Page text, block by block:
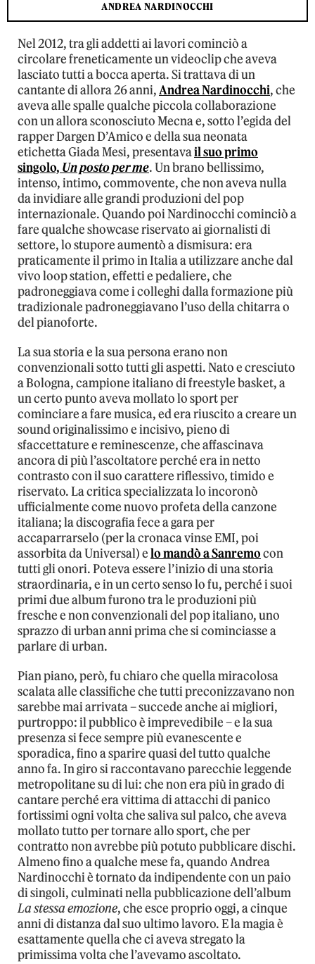
ANDREA NARDINOCCHI
Nel 2012, tra gli addetti ai lavori cominciò a
circolare freneticamente un videoclip che aveva
lasciato tutti a bocca aperta. Si trattava di un
cantante di allora 26 anni,Andrea Nardinocchi, che
aveva alle spalle qualche piccola collaborazione
con un allora sconosciuto Mecna e, sotto l’egida del
rapper Dargen D’Amico e della sua neonata
etichetta Giada Mesi, presentavail suo primo
singolo, Un posto per me. Un brano bellissimo,
intenso, intimo, commovente, che non aveva nulla
da invidiare alle grandi produzioni del pop
internazionale. Quando poi Nardinocchi cominciò a
fare qualche showcase riservato ai giornalisti di
settore, lo stupore aumentò a dismisura: era
praticamente il primo in Italia a utilizzare anche dal
vivo loop station, effetti e pedaliere, che
padroneggiava come i colleghi dalla formazione più
tradizionale padroneggiavano l’uso della chitarra o
del pianoforte.
La sua storia e la sua persona erano non
convenzionali sotto tutti gli aspetti. Nato e cresciuto
a Bologna, campione italiano di freestyle basket, a
un certo punto aveva mollato lo sport per
cominciare a fare musica, ed era riuscito a creare un
sound originalissimo e incisivo, pieno di
sfaccettature e reminescenze, che affascinava
ancora di più l’ascoltatore perché era in netto
contrasto con il suo carattere riflessivo, timido e
riservato. La critica specializzata lo incoronò
ufficialmente come nuovo profeta della canzone
italiana; la discografia fece a gara per
accaparrarselo (per la cronaca vinse EMI, poi
assorbita da Universal) elo mandò a Sanremocon
tutti gli onori. Poteva essere l’inizio di una storia
straordinaria, e in un certo senso lo fu, perché i suoi
primi due album furono tra le produzioni più
fresche e non convenzionali del pop italiano, uno
sprazzo di urban anni prima che si cominciasse a
parlare di urban.
Pian piano, però, fu chiaro che quella miracolosa
scalata alle classifiche che tutti preconizzavano non
sarebbe mai arrivata – succede anche ai migliori,
purtroppo: il pubblico è imprevedibile – e la sua
presenza si fece sempre più evanescente e
sporadica, fino a sparire quasi del tutto qualche
anno fa. In giro si raccontavano parecchie leggende
metropolitane su di lui: che non era più in grado di
cantare perché era vittima di attacchi di panico
fortissimi ogni volta che saliva sul palco, che aveva
mollato tutto per tornare allo sport, che per
contratto non avrebbe più potuto pubblicare dischi.
Almeno fino a qualche mese fa, quando Andrea
Nardinocchi è tornato da indipendente con un paio
di singoli, culminati nella pubblicazione dell’album
La stessa emozione, che esce proprio oggi, a cinque
anni di distanza dal suo ultimo lavoro. E la magia è
esattamente quella che ci aveva stregato la
primissima volta che l’avevamo ascoltato.